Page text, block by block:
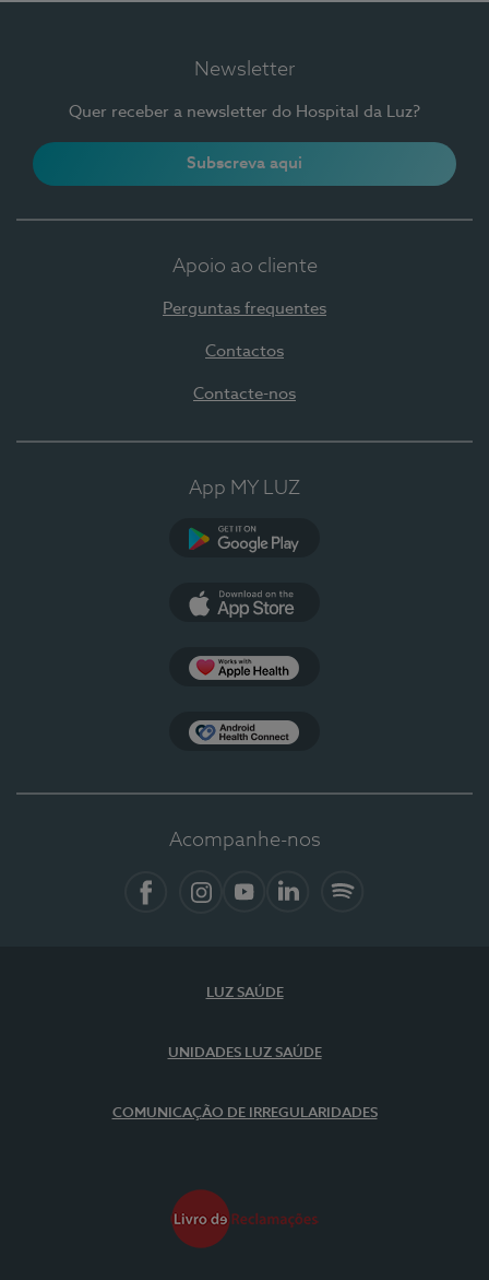
Newsletter
Quer receber a newsletter do Hospital da Luz?
Subscreva aqui
Apoio ao cliente
Perguntas frequentes
Contactos
Contacte-nos
App MY LUZ
Acompanhe-nos
LUZ SAÚDE
UNIDADES LUZ SAÚDE
COMUNICAÇÃO DE IRREGULARIDADES